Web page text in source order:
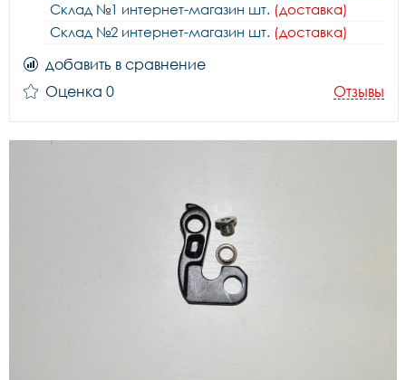
Склад №1 интернет-магазин шт. (доставка)
Склад №2 интернет-магазин шт. (доставка)
добавить в сравнение
Оценка 0
Отзывы